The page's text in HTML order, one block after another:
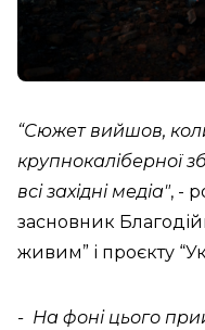
“Сюжет вийшов,
крупнокаліберної
всі західні медіа", -
засновник
живим” і проєкту
- На фоні цього